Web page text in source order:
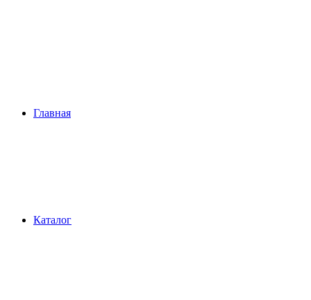
Главная
Каталог